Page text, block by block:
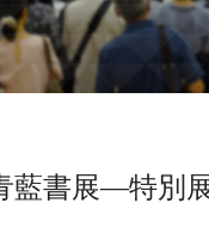
藍書展―特別
読売書法会につい
読売書法展
関連書道展